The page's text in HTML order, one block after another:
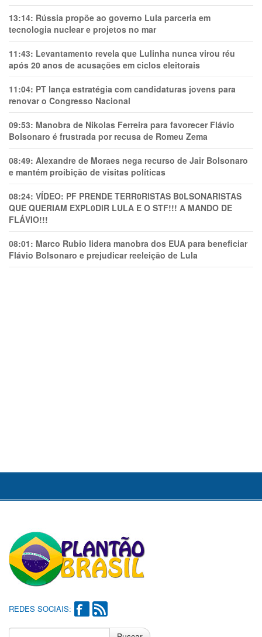
13:14: Rússia propõe ao governo Lula parceria em
tecnologia nuclear e projetos no mar
11:43: Levantamento revela que Lulinha nunca virou réu
após 20 anos de acusações em ciclos eleitorais
11:04: PT lança estratégia com candidaturas jovens para
renovar o Congresso Nacional
09:53: Manobra de Nikolas Ferreira para favorecer Flávio
Bolsonaro é frustrada por recusa de Romeu Zema
08:49: Alexandre de Moraes nega recurso de Jair Bolsonaro
e mantém proibição de visitas políticas
08:24: VÍDEO: PF PRENDE TERR0RlSTAS B0LSONARlSTAS
QUE QUERIAM EXPL0DlR LULA E O STF!!! A MANDO DE
FLÁVIO!!!
08:01: Marco Rubio lidera manobra dos EUA para beneficiar
Flávio Bolsonaro e prejudicar reeleição de Lula
REDES SOCIAIS: